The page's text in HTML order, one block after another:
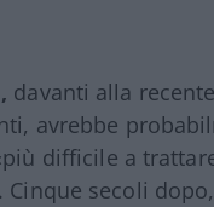
davanti alla
avrebbe
difficile a
secoli